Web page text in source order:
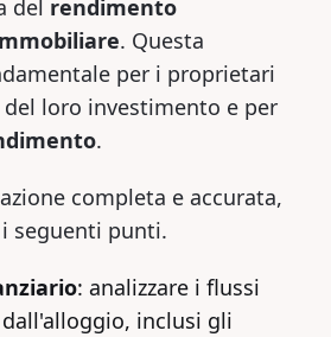
del rendimento
. Questa
per i proprietari
loro investimento e per
.
completa e accurata,
seguenti punti.
: analizzare i flussi
inclusi gli